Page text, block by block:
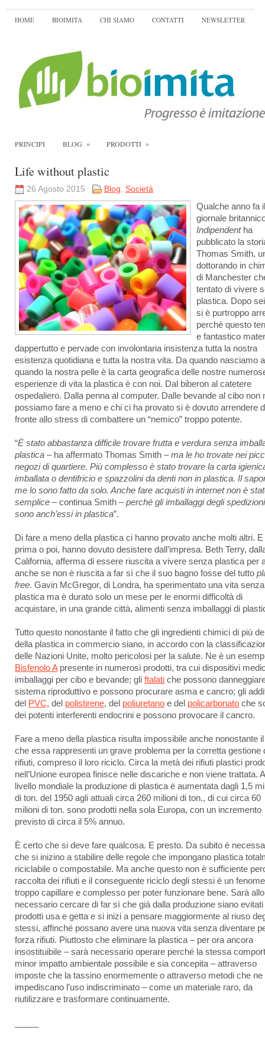
HOME BIOIMITA CHI SIAMO CONTATTI NEWSLETTER
PRINCIPI BLOG » PRODOTTI »
Life without plastic
26 Agosto 2015 Blog, Società
Qualche anno fa il
giornale
Indipendentha
pubblicato la
Thomas Smith,
dottorando in
di Manchester
tentato di vivere
plastica. Dopo
si è purtroppo
perché questo
e fantastico
dappertutto e pervade con involontaria insistenza tutta la nostra
esistenza quotidiana e tutta la nostra vita. Da quando nasciamo a
quando la nostra pelle è la carta geografica delle nostre
esperienze di vita la plastica è con noi. Dal biberon al catetere
ospedaliero. Dalla penna al computer. Dalle bevande al cibo non
possiamo fare a meno e chi ci ha provato si è dovuto arrendere
fronte allo stress di combattere un “nemico” troppo potente.
“È stato abbastanza difficile trovare frutta e verdura senza
plastica – ha affermato Thomas Smith –ma le ho trovate nei
negozi di quartiere. Più complesso è stato trovare la carta
imballata o dentifricio e spazzolini da denti non in plastica. Il
me lo sono fatto da solo. Anche fare acquisti in internet non è
semplice – continua Smith –perché gli imballaggi degli
sono anch’essi in plastica”.
Di fare a meno della plastica ci hanno provato anche molti altri. E
prima o poi, hanno dovuto desistere dall’impresa. Beth Terry,
California, afferma di essere riuscita a vivere senza plastica per
anche se non è riuscita a far sì che il suo bagno fosse del tutto
free. Gavin McGregor, di Londra, ha sperimentato una vita senza
plastica ma è durato solo un mese per le enormi difficoltà di
acquistare, in una grande città, alimenti senza imballaggi di
Tutto questo nonostante il fatto che gli ingredienti chimici di più
della plastica in commercio siano, in accordo con la
delle Nazioni Unite, molto pericolosi per la salute. Ne è un
Bisfenolo Apresente in numerosi prodotti, tra cui dispositivi
imballaggi per cibo e bevande; gli ftalati che possono
sistema riproduttivo e possono procurare asma e cancro; gli
del PVC, del polistirene, del poliuretano e del policarbonato che
dei potenti interferenti endocrini e possono provocare il cancro.
Fare a meno della plastica risulta impossibile anche nonostante
che essa rappresenti un grave problema per la corretta gestione
rifiuti, compreso il loro riciclo. Circa la metà dei rifiuti plastici
nell’Unione europea finisce nelle discariche e non viene trattata. A
livello mondiale la produzione di plastica è aumentata dagli 1,5
di ton. del 1950 agli attuali circa 260 milioni di ton., di cui circa 60
milioni di ton. sono prodotti nella sola Europa, con un incremento
previsto di circa il 5% annuo.
È certo che si deve fare qualcosa. E presto. Da subito è
che si inizino a stabilire delle regole che impongano plastica
riciclabile o compostabile. Ma anche questo non è sufficiente
raccolta dei rifiuti e il conseguente riciclo degli stessi è un
troppo capillare e complesso per poter funzionare bene. Sarà
necessario cercare di far sì che già dalla produzione siano evitati
prodotti usa e getta e si inizi a pensare maggiormente al riuso
stessi, affinché possano avere una nuova vita senza diventare
forza rifiuti. Piuttosto che eliminare la plastica – per ora ancora
insostituibile – sarà necessario operare perché la stessa
minor impatto ambientale possibile e sia concepita – attraverso
imposte che la tassino enormemente o attraverso metodi che ne
impediscano l’uso indiscriminato – come un materiale raro, da
riutilizzare e trasformare continuamente.